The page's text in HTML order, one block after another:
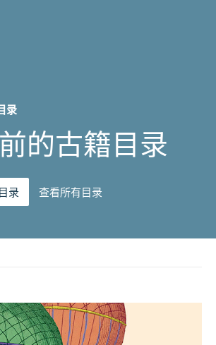
录
的古籍目录
录 查看所有目录